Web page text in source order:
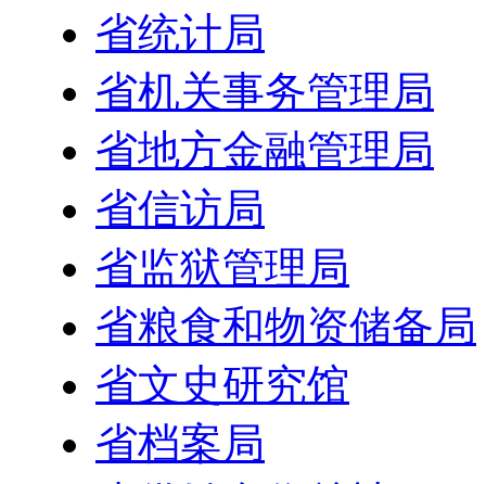
省统计局
省机关事务管理局
省地方金融管理局
省信访局
省监狱管理局
省粮食和物资储备局
省文史研究馆
省档案局